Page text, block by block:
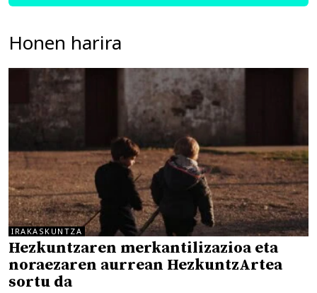
Honen harira
IRAKASKUNTZA
Hezkuntzaren merkantilizazioa eta
noraezaren aurrean HezkuntzArtea
sortu da